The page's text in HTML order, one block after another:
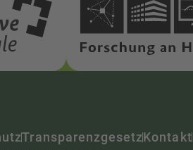
TransparenzgesetzKontakt